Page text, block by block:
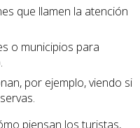
que llamen la atención
o municipios para
por ejemplo, viendo si
piensan los turistas,